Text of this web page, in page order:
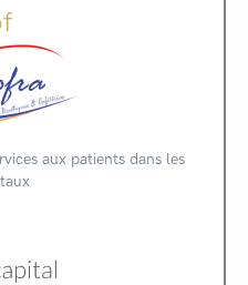
aux patients dans les